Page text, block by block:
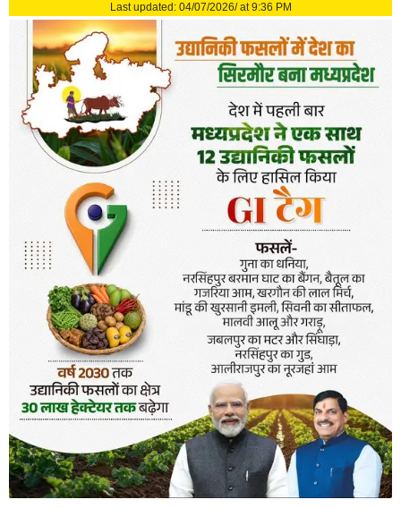
Last updated: 04/07/2026/ at 9:36 PM